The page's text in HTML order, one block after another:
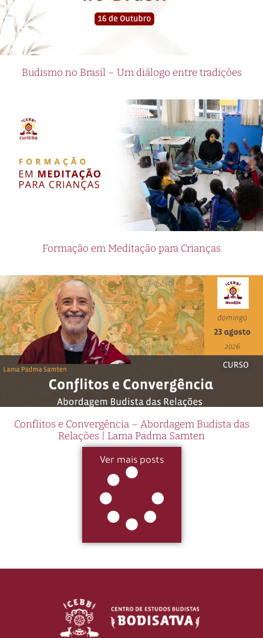
Budismo no Brasil – Um diálogo entre tradições
Formação em Meditação para Crianças
Conflitos e Convergência – Abordagem Budista das
Relações | Lama Padma Samten
Ver mais posts